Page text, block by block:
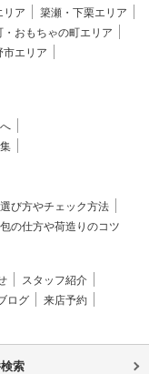
リア
簗瀬・下栗エリア
・おもちゃの町エリア
市エリア
び方やチェック方法
の仕方や荷造りのコツ
スタッフ紹介
ログ
来店予約
索